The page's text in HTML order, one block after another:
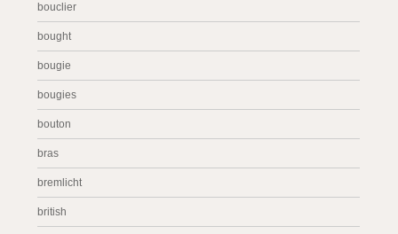
bouclier
bought
bougie
bougies
bouton
bras
bremlicht
british